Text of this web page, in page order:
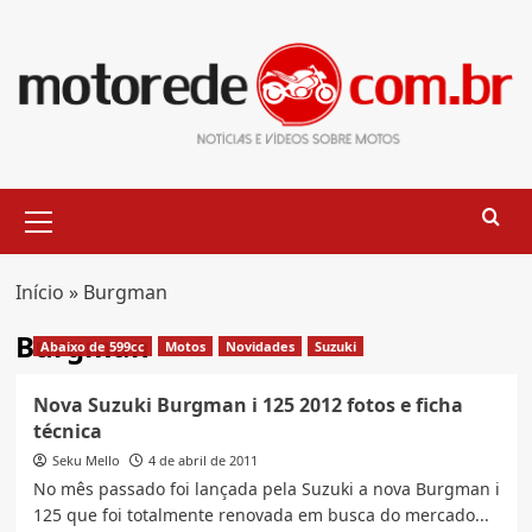
content
Menu
Início » Burgman
Burgman
Abaixo de 599cc Motos Novidades Suzuki
Nova Suzuki Burgman i 125 2012 fotos e ficha
técnica
Seku Mello 4 de abril de 2011
No mês passado foi lançada pela Suzuki a nova Burgman i
125 que foi totalmente renovada em busca do mercado...